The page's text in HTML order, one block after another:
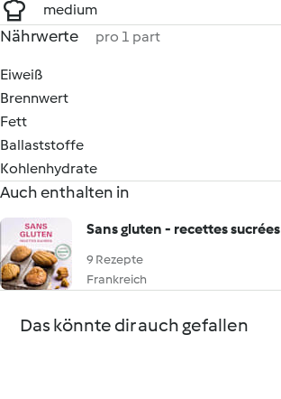
medium
Nährwerte pro 1 part
Eiweiß
Brennwert
Fett
Ballaststoffe
Kohlenhydrate
Auch enthalten in
Sans gluten - recettes sucrées
9 Rezepte
Frankreich
Das könnte dir auch gefallen